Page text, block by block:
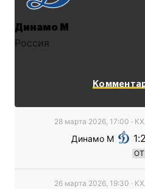
Динамо М
Россия
28 марта 2026, 17:00 ·
Динамо М 1 2
ОТ
26 марта 2026, 19:30 ·